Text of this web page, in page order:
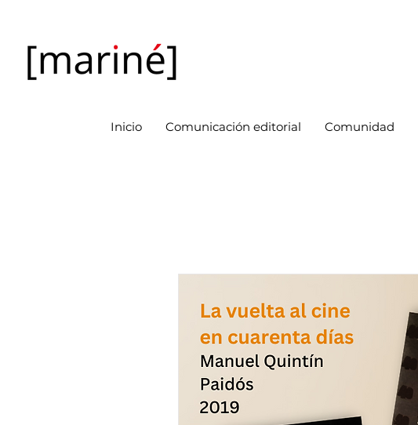
Inicio Comunicación editorial Comunidad